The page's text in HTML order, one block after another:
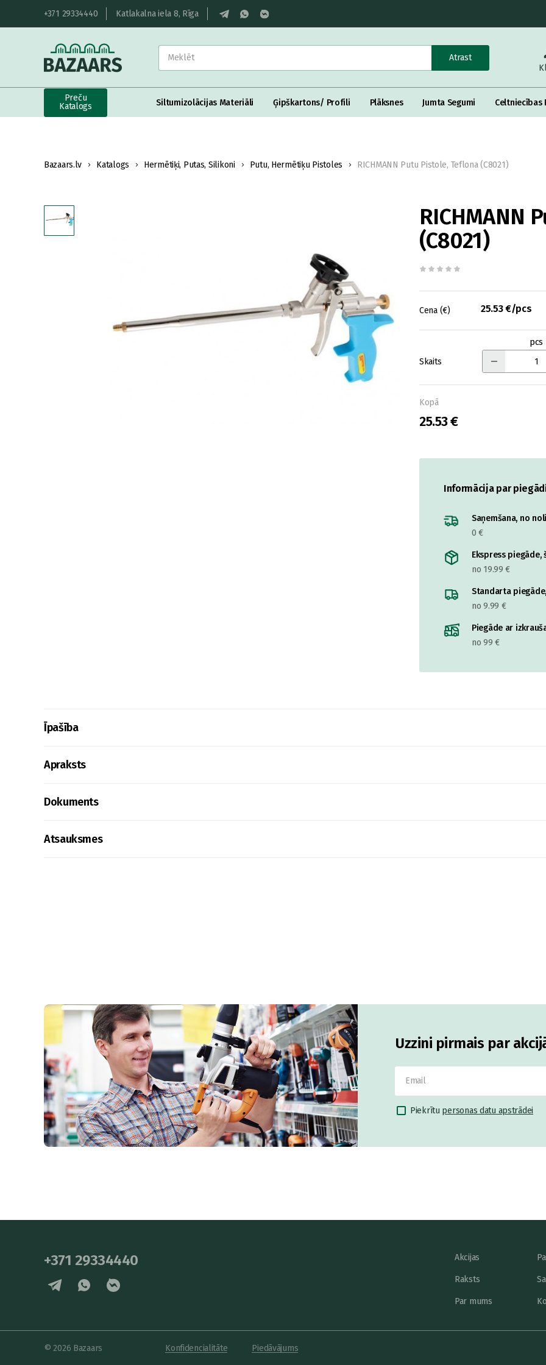
+371 29334440 Katlakalna iela 8, Rīga
Atrast
Preču
Katalogs
Siltumizolācijas Materiāli Ģipškartons/ Profili Plāksnes Jumta Segumi Celtniecības
Bazaars.lv Katalogs Hermētiķi, Putas, Silikoni Putu, Hermētiķu Pistoles RICHMANN Putu Pistole, Teflona (C8021)
RICHMANN
(C8021)
Cena (€) 25.53 €/pcs
Skaits
pcs
Kopā
25.53 €
Informācija par
Saņemšana, no
0 €
Ekspress
no 19.99 €
Standarta
no 9.99 €
Piegāde ar
no 99 €
Īpašība
Apraksts
Dokuments
Atsauksmes
Uzzini pirmais par
Piekrītu personas datu apstrādei
+371 29334440 Akcijas
Raksts
Par mums
© 2026 Bazaars Konfidencialitāte Piedāvājums